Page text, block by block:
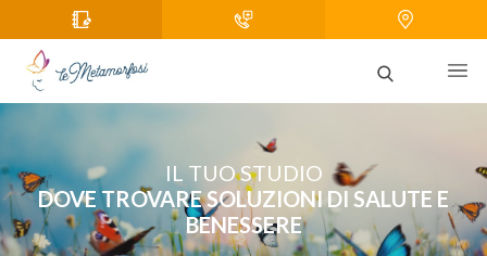
IL TUO STUDIO
DOVE TROVARE SOLUZIONI DI SALUTE E
BENESSERE